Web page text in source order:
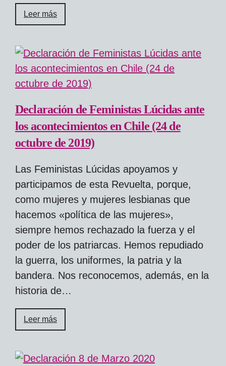
Leer más
Declaración de Feministas Lúcidas ante
los acontecimientos en Chile (24 de
octubre de 2019)
Las Feministas Lúcidas apoyamos y
participamos de esta Revuelta, porque,
como mujeres y mujeres lesbianas que
hacemos «política de las mujeres»,
siempre hemos rechazado la fuerza y el
poder de los patriarcas. Hemos repudiado
la guerra, los uniformes, la patria y la
bandera. Nos reconocemos, además, en la
historia de…
Leer más